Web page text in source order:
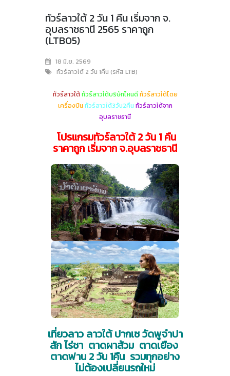
ทัวร์ลาวใต้ 2 วัน 1 คืน เริ่มจาก จ.
อุบลราชธานี 2565 ราคาถูก
(LTB05)
18 มิ.ย. 2569
ทัวร์ลาวใต้ 2 วัน 1คืน (รหัส LTB)
ทัวร์ลาวใต้ทัวร์ลาวใต้บริษัทไหนดีทัวร์ลาวใต้โดย
เครื่องบิน ทัวร์ลาวใต้3วัน2คืน ทัวร์ลาวใต้จาก
อุบลราชธานี
โปรแกรมทัวร์ลาวใต้ 2 วัน 1 คืน
ราคาถูก เริ่มจาก จ.อุบลราชธานี
เที่ยวลาว ลาวใต้ ปากเซ วัดพูจำปา
สัก ไร่ชา ตาดผาส้วม ตาดเยือง
ตาดฟาน 2 วัน 1คืน รวมทุกอย่าง
ไม่ต้องเปลี่ยนรถใหม่